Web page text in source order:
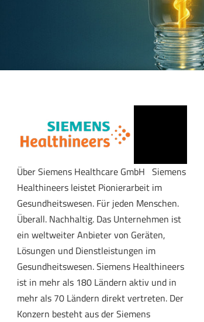
Über Siemens Healthcare GmbH Siemens
Healthineers leistet Pionierarbeit im
Gesundheitswesen. Für jeden Menschen.
Überall. Nachhaltig. Das Unternehmen ist
ein weltweiter Anbieter von Geräten,
Lösungen und Dienstleistungen im
Gesundheitswesen. Siemens Healthineers
ist in mehr als 180 Ländern aktiv und in
mehr als 70 Ländern direkt vertreten. Der
Konzern besteht aus der Siemens